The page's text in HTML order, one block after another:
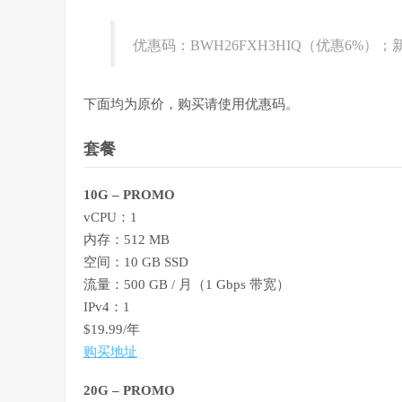
优惠码：BWH26FXH3HIQ（优惠6%）；
下面均为原价，购买请使用优惠码。
套餐
10G – PROMO
vCPU：1
内存：512 MB
空间：10 GB SSD
流量：500 GB / 月（1 Gbps 带宽）
IPv4：1
$19.99/年
购买地址
20G – PROMO